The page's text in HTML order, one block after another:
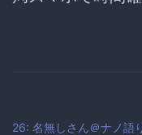
26: 名無しさん＠ナノ語